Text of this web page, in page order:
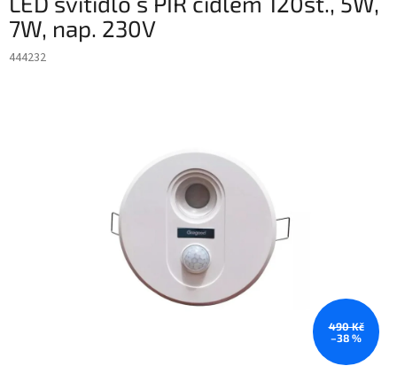
7W, nap. 230V
444232
490 Kč
–38 %